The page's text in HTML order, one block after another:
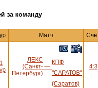
за команду
Матч
1
ЛЕКС
(Санкт-
Петербург)
—
КПФ
"САРАТОВ"
(Саратов)
4:3